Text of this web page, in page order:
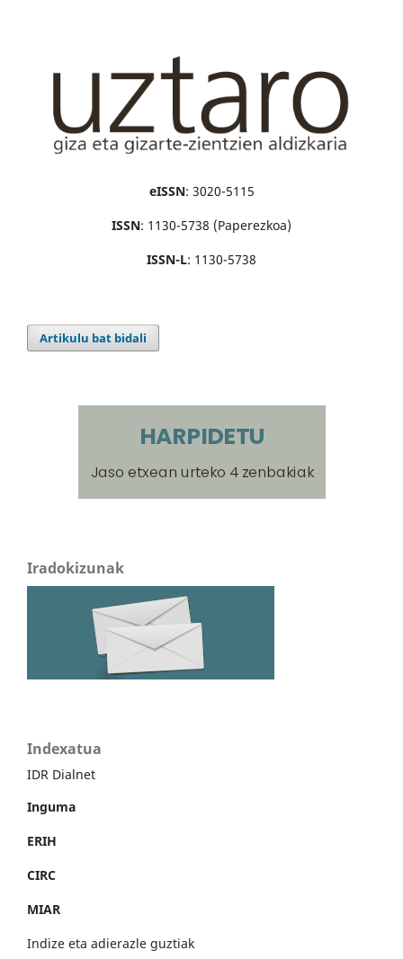
eISSN: 3020-5115
ISSN: 1130-5738 (Paperezkoa)
ISSN-L: 1130-5738
Artikulu bat bidali
Iradokizunak
Indexatua
IDR Dialnet
Inguma
ERIH
CIRC
MIAR
Indize eta adierazle guztiak